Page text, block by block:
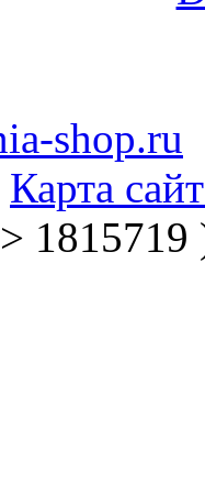
shop.ru
Карта
1815719